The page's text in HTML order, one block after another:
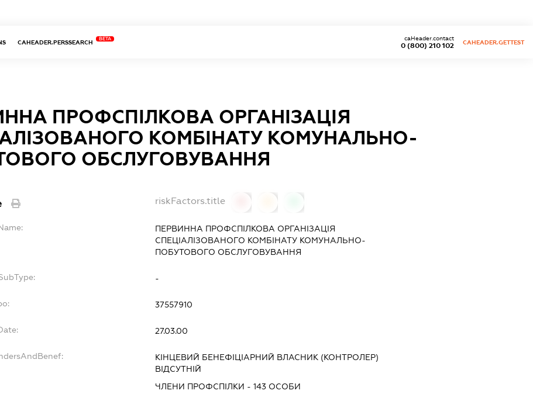
CAHEADER.PERSSEARCH
BETA
0 (800) 210 102
caHeader.contact
CAHEADER.GETTEST
ПРОФСПІЛКОВА ОРГАНІЗАЦІЯ
КОМБІНАТУ КОМУНАЛЬНО-
ОБСЛУГОВУВАННЯ
riskFactors.title
ПЕРВИННА ПРОФСПІЛКОВА ОРГАНІЗАЦІЯ
СПЕЦІАЛІЗОВАНОГО КОМБІНАТУ КОМУНАЛЬНО-
ПОБУТОВОГО ОБСЛУГОВУВАННЯ
-
37557910
27.03.00
КІНЦЕВИЙ БЕНЕФІЦІАРНИЙ ВЛАСНИК (КОНТРОЛЕР)
ВІДСУТНІЙ
ЧЛЕНИ ПРОФСПІЛКИ - 143 ОСОБИ